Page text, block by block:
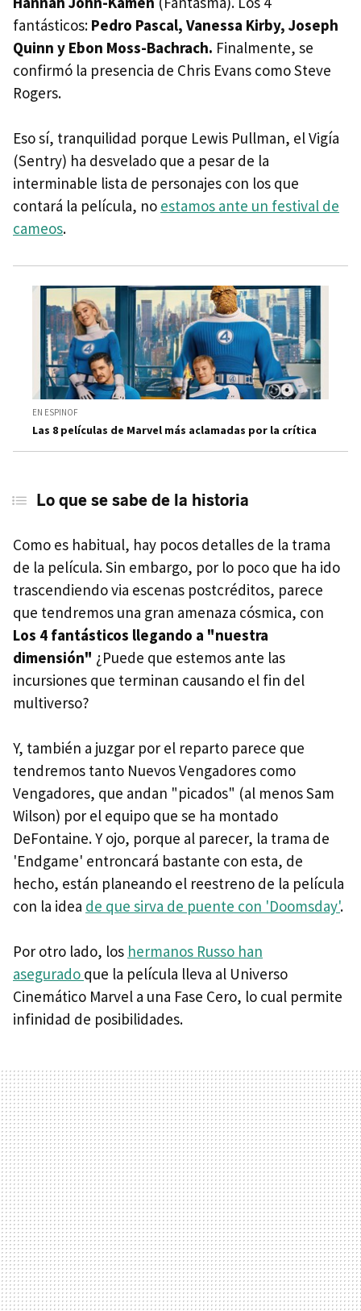
fantásticos: Pedro Pascal, Vanessa Kirby, Joseph
Quinn y Ebon Moss-Bachrach. Finalmente, se
confirmó la presencia de Chris Evans como Steve
Rogers.
Eso sí, tranquilidad porque Lewis Pullman, el Vigía
(Sentry) ha desvelado que a pesar de la
interminable lista de personajes con los que
contará la película, no estamos ante un festival de
cameos.
EN ESPINOF
Las 8 películas de Marvel más aclamadas por la crítica
Lo que se sabe de la historia
Como es habitual, hay pocos detalles de la trama
de la película. Sin embargo, por lo poco que ha ido
trascendiendo via escenas postcréditos, parece
que tendremos una gran amenaza cósmica, con
Los 4 fantásticos llegando a "nuestra
dimensión" ¿Puede que estemos ante las
incursiones que terminan causando el fin del
multiverso?
Y, también a juzgar por el reparto parece que
tendremos tanto Nuevos Vengadores como
Vengadores, que andan "picados" (al menos Sam
Wilson) por el equipo que se ha montado
DeFontaine. Y ojo, porque al parecer, la trama de
'Endgame' entroncará bastante con esta, de
hecho, están planeando el reestreno de la película
con la idea de que sirva de puente con 'Doomsday'.
Por otro lado, los hermanos Russo han
asegurado que la película lleva al Universo
Cinemático Marvel a una Fase Cero, lo cual permite
infinidad de posibilidades.